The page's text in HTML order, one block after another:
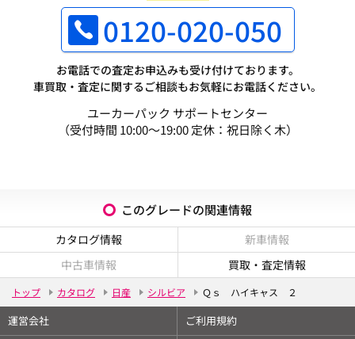
0120-020-050
お電話での査定お申込みも受け付けております。
車買取・査定に関するご相談もお気軽にお電話ください。
ユーカーパック サポートセンター
（受付時間 10:00～19:00 定休：祝日除く木）
このグレードの関連情報
カタログ情報
新車情報
中古車情報
買取・査定情報
トップ カタログ 日産 シルビア Ｑｓ ハイキャス ２
運営会社
ご利用規約